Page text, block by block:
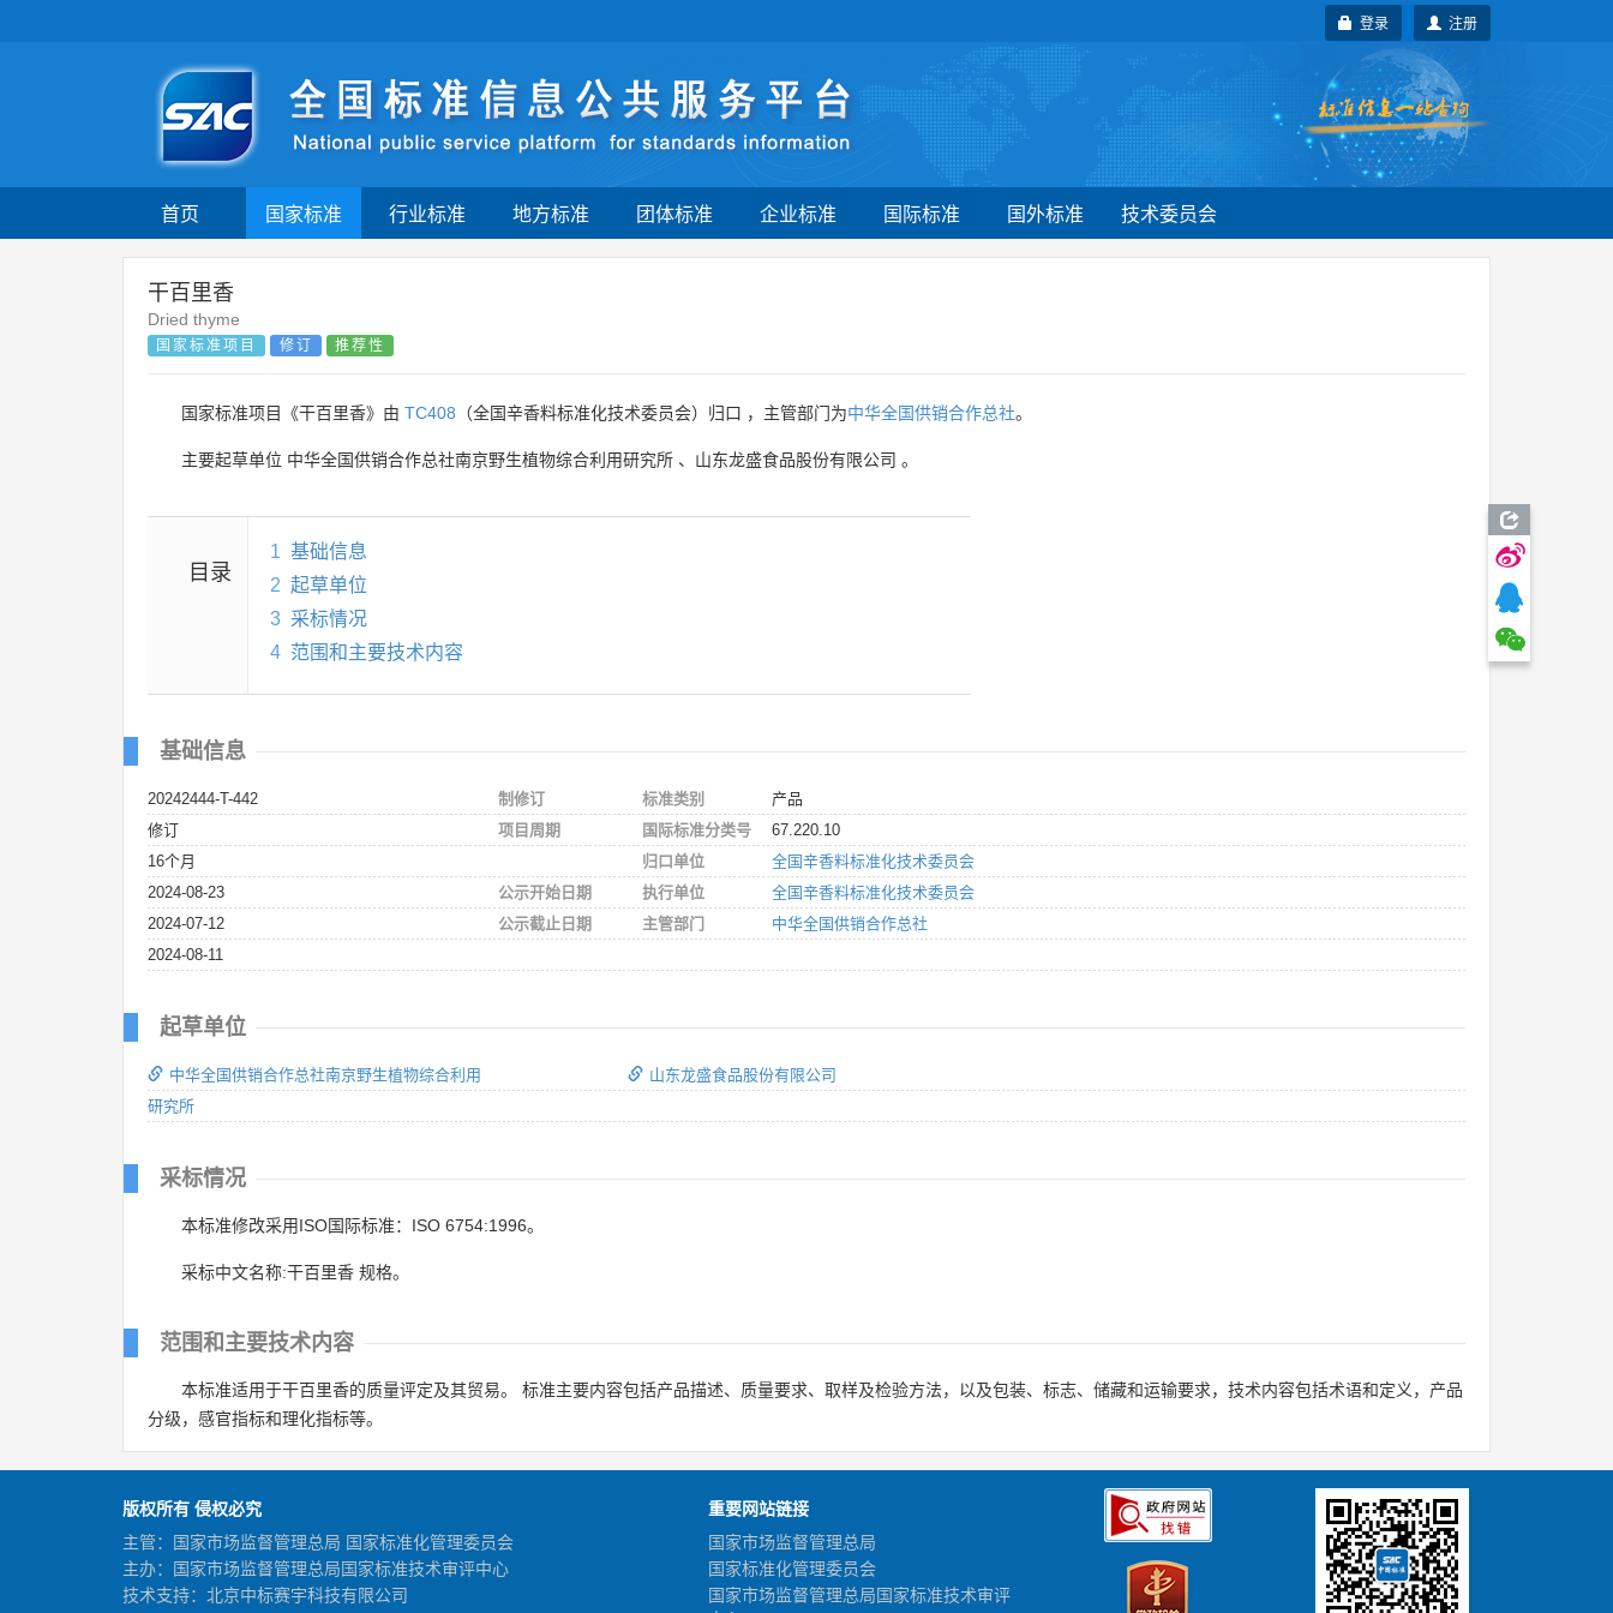
注册
登录
首页 国家标准 行业标准 地方标准 团体标准 企业标准 国际标准 国外标准 技术委员会
干百里香
Dried thyme
国家标准项目 修订 推荐性
国家标准项目《干百里香》由 TC408 （全国辛香料标准化技术委员会）归口 ，主管部门为中华全国供销合作总社。
主要起草单位 中华全国供销合作总社南京野生植物综合利用研究所 、 山东龙盛食品股份有限公司 。
目录
1 基础信息
2 起草单位
3 采标情况
4 范围和主要技术内容
基础信息
20242444-T-442
制修订
修订
项目周期
16个月
2024-08-23
公示开始日期
2024-07-12
公示截止日期
2024-08-11
标准类别
产品
国际标准分类号
67.220.10
归口单位
全国辛香料标准化技术委员会
执行单位
全国辛香料标准化技术委员会
主管部门
中华全国供销合作总社
起草单位
中华全国供销合作总社南京野生植物综合利用
研究所
山东龙盛食品股份有限公司
采标情况
本标准修改采用ISO国际标准：ISO 6754:1996。
采标中文名称:干百里香 规格。
范围和主要技术内容
本标准适用于干百里香的质量评定及其贸易。 标准主要内容包括产品描述、质量要求、取样及检验方法，以及包装、标志、储藏和运输要求，技术内容包括术语和定义，产品
分级，感官指标和理化指标等。
版权所有 侵权必究
主管：国家市场监督管理总局 国家标准化管理委员会
主办：国家市场监督管理总局国家标准技术审评中心
技术支持：北京中标赛宇科技有限公司
重要网站链接
国家市场监督管理总局
国家标准化管理委员会
国家市场监督管理总局国家标准技术审评